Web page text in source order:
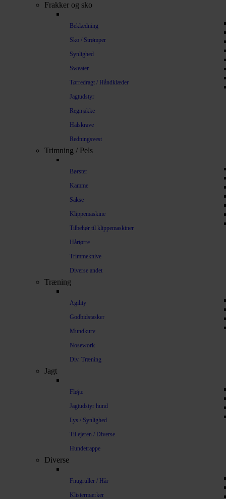
Frakker og sko
Beklædning
Sko / Strømper
Synlighed
Sweater
Tørredragt / Håndklæder
Jagtudstyr
Regnjakke
Halskrave
Redningsvest
Trimning / Pels
Børster
Kamme
Sakse
Klippemaskine
Tilbehør til klippemaskiner
Hårtørre
Trimmeknive
Diverse andet
Træning
Agility
Godbidstasker
Mundkurv
Nosework
Div. Træning
Jagt
Fløjte
Jagtudstyr hund
Lys / Synlighed
Til ejeren / Diverse
Hundetrappe
Diverse
Fnugruller / Hår
Klistermærker